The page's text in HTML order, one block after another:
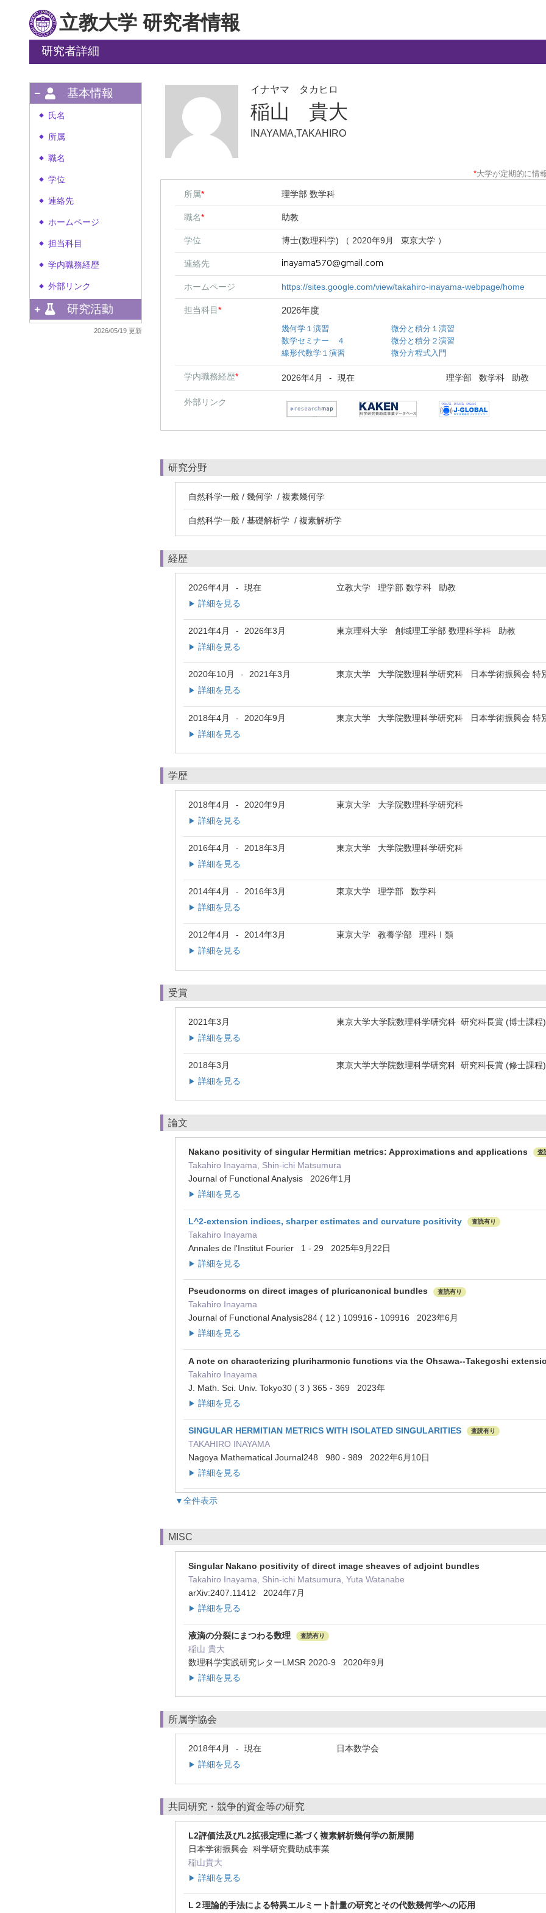
立教大学 研究者情報
研究者詳細
基本情報
◆ 氏名
◆ 所属
◆ 職名
◆ 学位
◆ 連絡先
◆ ホームページ
◆ 担当科目
◆ 学内職務経歴
◆ 外部リンク
研究活動
2026/05/19 更新
イナヤマ タカヒロ
稲山 貴大
INAYAMA,TAKAHIRO
*大学が定期的に情
所属* 理学部 数学科
職名* 助教
学位 博士(数理科学) （ 2020年9月 東京大学 ）
連絡先
ホームページ https://sites.google.com/view/takahiro-inayama-webpage/home
担当科目* 2026年度
幾何学１演習
数学セミナー ４
線形代数学１演習
微分と積分１演習
微分と積分２演習
微分方程式入門
学内職務経歴* 2026年4月 - 現在 理学部 数学科 助教
外部リンク
研究分野
自然科学一般 / 幾何学 / 複素幾何学
自然科学一般 / 基礎解析学 / 複素解析学
経歴
2026年4月 - 現在 立教大学 理学部 数学科 助教
▶ 詳細を見る
2021年4月 - 2026年3月 東京理科大学 創域理工学部 数理科学科 助教
▶ 詳細を見る
2020年10月 - 2021年3月 東京大学 大学院数理科学研究科 日本学術振興会 特
▶ 詳細を見る
2018年4月 - 2020年9月 東京大学 大学院数理科学研究科 日本学術振興会 特
▶ 詳細を見る
学歴
2018年4月 - 2020年9月 東京大学 大学院数理科学研究科
▶ 詳細を見る
2016年4月 - 2018年3月 東京大学 大学院数理科学研究科
▶ 詳細を見る
2014年4月 - 2016年3月 東京大学 理学部 数学科
▶ 詳細を見る
2012年4月 - 2014年3月 東京大学 教養学部 理科Ⅰ類
▶ 詳細を見る
受賞
2021年3月 東京大学大学院数理科学研究科 研究科長賞 (博士課
▶ 詳細を見る
2018年3月 東京大学大学院数理科学研究科 研究科長賞 (修士課
▶ 詳細を見る
論文
Nakano positivity of singular Hermitian metrics: Approximations and applications 査
Takahiro Inayama, Shin-ichi Matsumura
Journal of Functional Analysis 2026年1月
▶ 詳細を見る
L^2-extension indices, sharper estimates and curvature positivity 査読有り
Takahiro Inayama
Annales de l'Institut Fourier 1 - 29 2025年9月22日
▶ 詳細を見る
Pseudonorms on direct images of pluricanonical bundles 査読有り
Takahiro Inayama
Journal of Functional Analysis284 ( 12 ) 109916 - 109916 2023年6月
▶ 詳細を見る
A note on characterizing pluriharmonic functions via the Ohsawa--Takegoshi
Takahiro Inayama
J. Math. Sci. Univ. Tokyo30 ( 3 ) 365 - 369 2023年
▶ 詳細を見る
SINGULAR HERMITIAN METRICS WITH ISOLATED SINGULARITIES 査読有り
TAKAHIRO INAYAMA
Nagoya Mathematical Journal248 980 - 989 2022年6月10日
▶ 詳細を見る
▼全件表示
MISC
Singular Nakano positivity of direct image sheaves of adjoint bundles
Takahiro Inayama, Shin-ichi Matsumura, Yuta Watanabe
arXiv:2407.11412 2024年7月
▶ 詳細を見る
液滴の分裂にまつわる数理 査読有り
稲山 貴大
数理科学実践研究レターLMSR 2020-9 2020年9月
▶ 詳細を見る
所属学協会
2018年4月 - 現在 日本数学会
▶ 詳細を見る
共同研究・競争的資金等の研究
L2評価法及びL2拡張定理に基づく複素解析幾何学の新展開
日本学術振興会 科学研究費助成事業
稲山貴大
▶ 詳細を見る
L２理論的手法による特異エルミート計量の研究とその代数幾何学への応用